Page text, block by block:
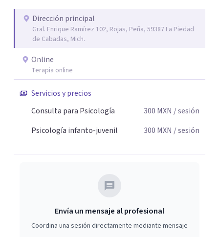
Dirección principal
Gral. Enrique Ramírez 102, Rojas, Peña, 59387 La Piedad
de Cabadas, Mich.
Online
Terapia online
Servicios y precios
Consulta para Psicología
300 MXN / sesión
Psicología infanto-juvenil
300 MXN / sesión
Envía un mensaje al profesional
Coordina una sesión directamente mediante mensaje